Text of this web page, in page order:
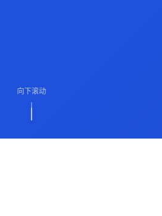
向下滚动